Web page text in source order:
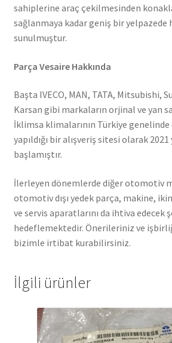
sahiplerine araç çekilmesinden
sağlanmaya kadar geniş bir
sunulmuştur.
Parça Vesaire Hakkında
Başta IVECO, MAN, TATA, Mitsubishi,
Karsan gibi markaların orjinal ve yan
İklimsa klimalarının Türkiye genelinde
yapıldığı bir alışveriş sitesi olarak
başlamıştır.
İlerleyen dönemlerde diğer otomotiv
otomotiv dışı yedek parça, makine,
ve servis aparatlarını da ihtiva edecek
hedeflemektedir. Önerileriniz ve
bizimle irtibat kurabilirsiniz.
İlgili ürünler